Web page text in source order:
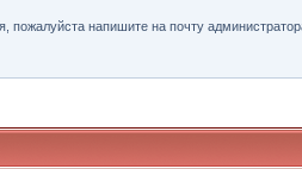
напишите на почту